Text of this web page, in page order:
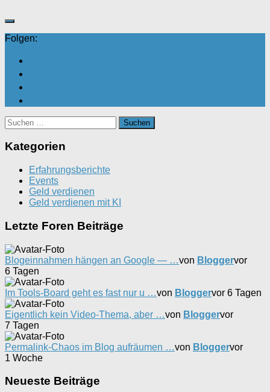
nach
unten.
oben.
Folgen:
Suchen
nach:
Kategorien
Erfahrungsberichte
Events
Geld verdienen
Geld verdienen mit KI
Letzte Foren Beiträge
Blogeinnahmen hängen an Google — …von Bloggervor
6 Tagen
Im Tools-Board geht es fast nur u …von Bloggervor 6 Tagen
Eigentlich kein Video-Thema, aber …von Bloggervor
7 Tagen
Permalink-Chaos im Blog aufräumen …von Bloggervor
1 Woche
Neueste Beiträge